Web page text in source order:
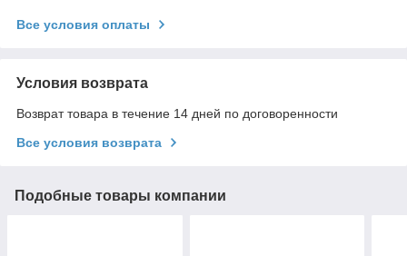
Все условия оплаты
Условия возврата
Возврат товара в течение 14 дней по договоренности
Все условия возврата
Подобные товары компании